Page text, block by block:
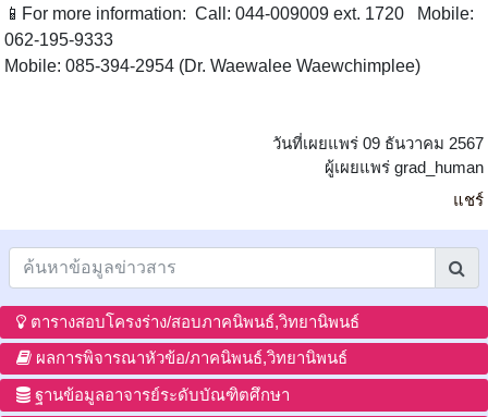
📱For more information: Call: 044-009009 ext. 1720 Mobile:
062-195-9333
Mobile: 085-394-2954 (Dr. Waewalee Waewchimplee)
วันที่เผยแพร่ 09 ธันวาคม 2567
ผู้เผยแพร่ grad_human
แชร์
ตารางสอบโครงร่าง/สอบภาคนิพนธ์,วิทยานิพนธ์
ผลการพิจารณาหัวข้อ/ภาคนิพนธ์,วิทยานิพนธ์
ฐานข้อมูลอาจารย์ระดับบัณฑิตศึกษา